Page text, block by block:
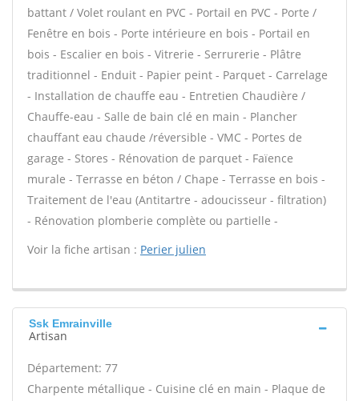
battant / Volet roulant en PVC - Portail en PVC - Porte /
Fenêtre en bois - Porte intérieure en bois - Portail en
bois - Escalier en bois - Vitrerie - Serrurerie - Plâtre
traditionnel - Enduit - Papier peint - Parquet - Carrelage
- Installation de chauffe eau - Entretien Chaudière /
Chauffe-eau - Salle de bain clé en main - Plancher
chauffant eau chaude /réversible - VMC - Portes de
garage - Stores - Rénovation de parquet - Faïence
murale - Terrasse en béton / Chape - Terrasse en bois -
Traitement de l'eau (Antitartre - adoucisseur - filtration)
- Rénovation plomberie complète ou partielle -
Voir la fiche artisan : Perier julien
Ssk Emrainville
Artisan
Département: 77
Charpente métallique - Cuisine clé en main - Plaque de